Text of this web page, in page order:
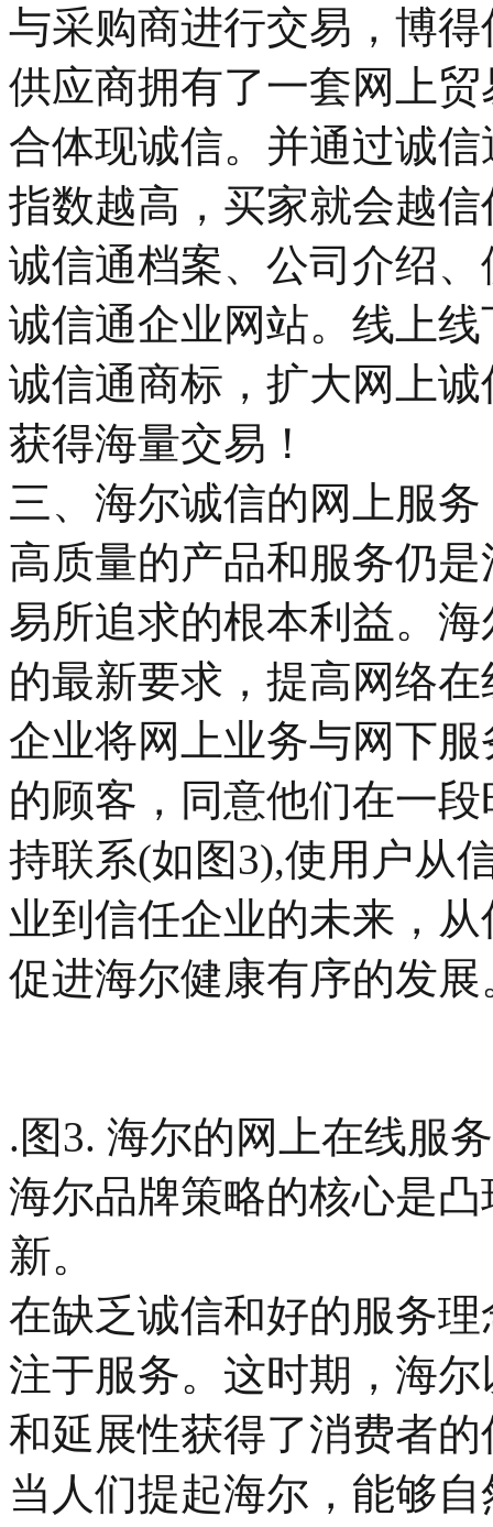
与采购商进行交易，博
供应商拥有了一套网上
合体现诚信。并通过诚
指数越高，买家就会越
诚信通档案、公司介绍
诚信通企业网站。线上
诚信通商标，扩大网上
获得海量交易！
三、海尔诚信的网上服务
高质量的产品和服务仍
易所追求的根本利益。
的最新要求，提高网络
企业将网上业务与网下
的顾客，同意他们在一
持联系(如图3),使用户从
业到信任企业的未来，
促进海尔健康有序的发展
.图3. 海尔的网上在线服务
海尔品牌策略的核心是
新。
在缺乏诚信和好的服务
注于服务。这时期，海
和延展性获得了消费者的
当人们提起海尔，能够